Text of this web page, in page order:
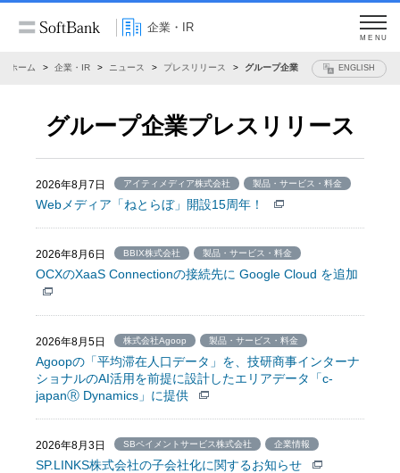
企業・IR
MENU
ホーム 企業・IR ニュース プレスリリース グループ企業 ENGLISH
グループ企業プレスリリース
2026年8月7日 アイティメディア株式会社 製品・サービス・料金
Webメディア「ねとらぼ」開設15周年！
2026年8月6日 BBIX株式会社 製品・サービス・料金
OCXのXaaS Connectionの接続先に Google Cloud を追加
2026年8月5日 株式会社Agoop 製品・サービス・料金
Agoopの「平均滞在人口データ」を、技研商事インターナ
ショナルのAI活用を前提に設計したエリアデータ「c-
japanⓇ Dynamics」に提供
2026年8月3日 SBペイメントサービス株式会社 企業情報
SP.LINKS株式会社の子会社化に関するお知らせ